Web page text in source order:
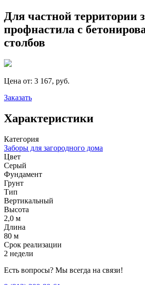
Для частной территории
профнастила с
столбов
Цена от: 3 167, руб.
Заказать
Характеристики
Категория
Заборы для загородного дома
Цвет
Серый
Фундамент
Грунт
Тип
Вертикальный
Высота
2,0 м
Длина
80 м
Срок реализации
2 недели
Есть вопросы? Мы всегда на связи!